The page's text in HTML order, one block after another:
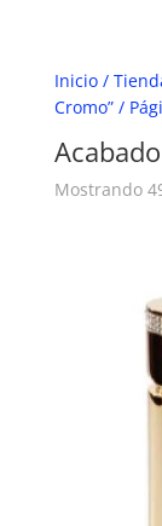
Inicio/
Cromo”/
Mostrando